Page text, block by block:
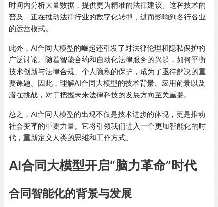
时间内分析大量数据，提供更为精准的法律建议。这种技术的
普及，正在推动法律行业的数字化转型，进而影响到各行各业
的运营模式。
此外，AI合同大模型的崛起还引发了对法律伦理和隐私保护的
广泛讨论。随着智能合约和自动化法律服务的兴起，如何平衡
技术创新与法律合规、个人隐私的保护，成为了亟待解决的重
要课题。因此，理解AI合同大模型的技术背景、应用前景以及
潜在挑战，对于把握未来法律科技的发展方向至关重要。
总之，AI合同大模型的出现不仅是技术进步的体现，更是推动
社会变革的重要力量。它将引领我们进入一个更加智能化的时
代，重新定义人类的思维和工作方式。
AI合同大模型开启“脑力革命”时代
合同智能化的背景与发展